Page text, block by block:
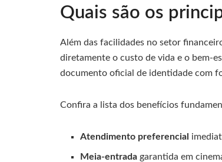
Quais são os
Além das facilidades no setor
diretamente o custo de vida e o bem-
documento oficial de identidade com
Confira a lista dos benefícios
Atendimento preferencial
Meia-entrada garantida em